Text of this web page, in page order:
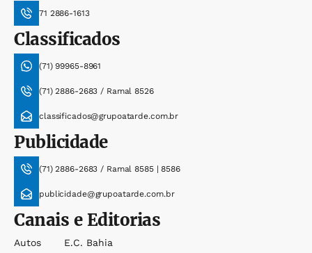
71 2886-1613
Classificados
(71) 99965-8961
(71) 2886-2683 / Ramal 8526
classificados@grupoatarde.com.br
Publicidade
(71) 2886-2683 / Ramal 8585 | 8586
publicidade@grupoatarde.com.br
Canais e Editorias
Autos
E.c. Bahia